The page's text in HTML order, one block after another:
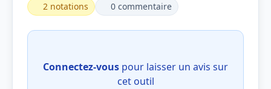
2 notations 0 commentaire
Connectez-vous pour laisser un avis sur
cet outil